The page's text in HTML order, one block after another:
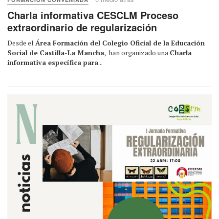
Charla informativa CESCLM Proceso
extraordinario de regularización
Desde el Área Formación del Colegio Oficial de la Educación
Social de Castilla-La Mancha, han organizado una Charla
informativa específica para...